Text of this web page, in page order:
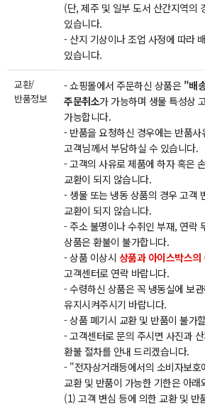
(단, 제주 및 일부 도서 산간지역의
있습니다.
- 산지 기상이나 조업 사정에 따라
있습니다.
교환/
반품정보
- 쇼핑몰에서 주문하신 상품은 "배
주문취소가 가능하며 생물 특성상
가능합니다.
- 반품을 요청하신 경우에는 반품
고객님께서 부담하실 수 있습니다.
- 고객의 사유로 제품에 하자 혹은
교환이 되지 않습니다.
- 생물 또는 냉동 상품의 경우 고객
교환이 되지 않습니다.
- 주소 불명이나 수취인 부재, 연락
상품은 환불이 불가합니다.
- 상품 이상시 상품과 아이스박스의
고객센터로 연락 바랍니다.
- 수령하신 상품은 꼭 냉동실에 보
유지시켜주시기 바랍니다.
- 상품 폐기시 교환 및 반품이 불가
- 고객센터로 문의 주시면 사진과
환불 절차를 안내 드리겠습니다.
- "전자상거래등에서의 소비자보
교환 및 반품이 가능한 기한은 아래
(1) 고객 변심 등에 의한 교환 및 반